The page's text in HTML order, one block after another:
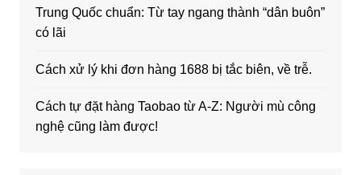
Trung Quốc chuẩn: Từ tay ngang thành “dân buôn”
có lãi
Cách xử lý khi đơn hàng 1688 bị tắc biên, về trễ.
Cách tự đặt hàng Taobao từ A-Z: Người mù công
nghệ cũng làm được!